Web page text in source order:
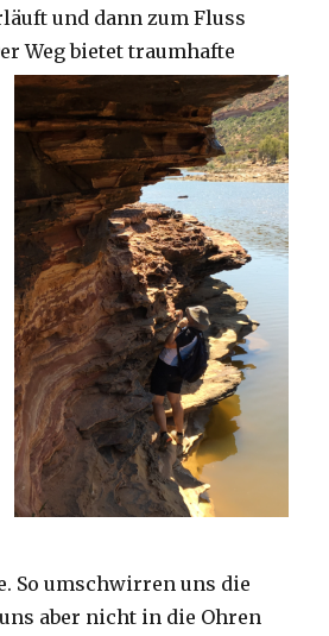
und dann zum Fluss
Weg bietet traumhafte
So umschwirren uns die
aber nicht in die Ohren